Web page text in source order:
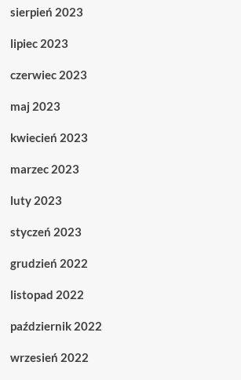
sierpień 2023
lipiec 2023
czerwiec 2023
maj 2023
kwiecień 2023
marzec 2023
luty 2023
styczeń 2023
grudzień 2022
listopad 2022
październik 2022
wrzesień 2022